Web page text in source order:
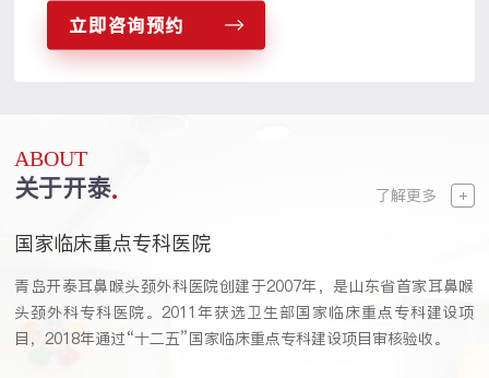
立即咨询预约
ABOUT
关于开泰 了解更多
国家临床重点专科医院
青岛开泰耳鼻喉头颈外科医院创建于2007年，是山东省首家耳鼻喉
头颈外科专科医院。2011年获选卫生部国家临床重点专科建设项
目，2018年通过“十二五”国家临床重点专科建设项目审核验收。